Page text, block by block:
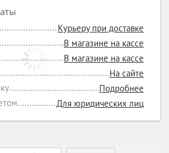
Курьеру при доставке
В магазине на кассе
В магазине на кассе
На сайте
Подробнее
Для юридических лиц